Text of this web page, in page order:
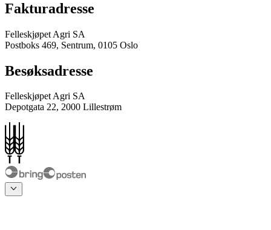
Fakturadresse
Felleskjøpet Agri SA
Postboks 469, Sentrum, 0105 Oslo
Besøksadresse
Felleskjøpet Agri SA
Depotgata 22, 2000 Lillestrøm